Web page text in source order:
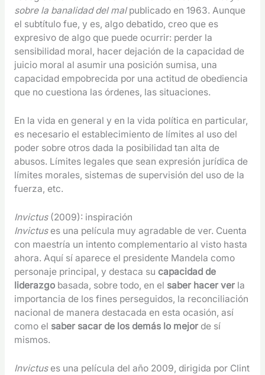
sobre la banalidad del malpublicado en 1963. Aunque
el subtítulo fue, y es, algo debatido, creo que es
expresivo de algo que puede ocurrir: perder la
sensibilidad moral, hacer dejación de la capacidad de
juicio moral al asumir una posición sumisa, una
capacidad empobrecida por una actitud de obediencia
que no cuestiona las órdenes, las situaciones.
En la vida en general y en la vida política en particular,
es necesario el establecimiento de límites al uso del
poder sobre otros dada la posibilidad tan alta de
abusos. Límites legales que sean expresión jurídica de
límites morales, sistemas de supervisión del uso de la
fuerza, etc.
Invictus(2009): inspiración
Invictuses una película muy agradable de ver. Cuenta
con maestría un intento complementario al visto hasta
ahora. Aquí sí aparece el presidente Mandela como
personaje principal, y destaca su capacidad de
liderazgobasada, sobre todo, en el saber hacer verla
importancia de los fines perseguidos, la reconciliación
nacional de manera destacada en esta ocasión, así
como el saber sacar de los demás lo mejorde sí
mismos.
Invictuses una película del año 2009, dirigida por Clint